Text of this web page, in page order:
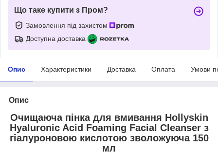
Що таке купити з Пром?
Замовлення під захистом
Доступна доставка
Опис Характеристики Доставка Оплата Умови
Опис
Очищаюча пінка для вмивання Hollyskin
Hyaluronic Acid Foaming Facial Cleanser з
гіалуроновою кислотою зволожуюча 150
мл